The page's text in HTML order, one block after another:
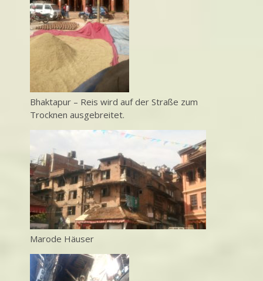
Bhaktapur – Reis wird auf der Straße zum
Trocknen ausgebreitet.
Marode Häuser